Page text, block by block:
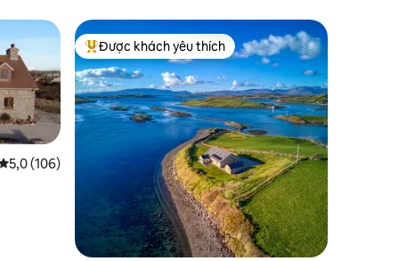
hạng trung bình 5,0/5, 106 đánh giá
5,0 (106)
Được khách yêu thích nhất
Được khách yêu thích